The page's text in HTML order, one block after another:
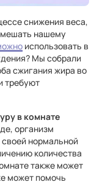
снижения веса,
нашему
использовать в
Мы собрали
сжигания жира во
требуют
в комнате
организм
нормальной
количества
также может
может помочь